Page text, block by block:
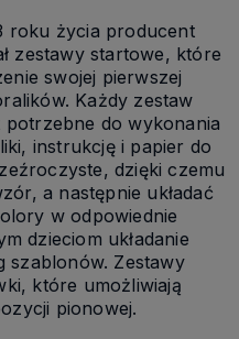
roku życia producent
zestawy startowe, które
swojej pierwszej
Każdy zestaw
do wykonania
instrukcję i papier do
dzięki czemu
a następnie układać
w odpowiednie
dzieciom układanie
szablonów. Zestawy
które umożliwiają
pionowej.